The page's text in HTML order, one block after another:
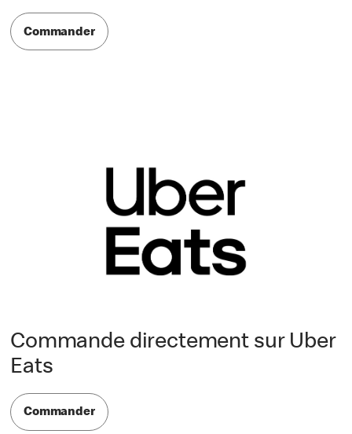
Commander
Commande directement sur Uber
Eats
Commander